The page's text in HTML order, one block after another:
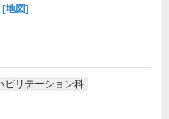
[地図]
ビリテーション科